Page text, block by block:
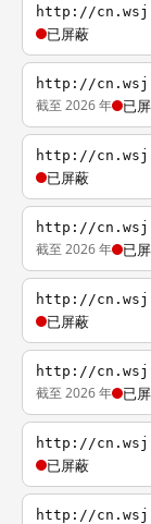
http://
已屏蔽
http://
截至 2026 年 已
http://
已屏蔽
http://
截至 2026 年 已
http://
已屏蔽
http://
截至 2026 年 已
http://
已屏蔽
http://